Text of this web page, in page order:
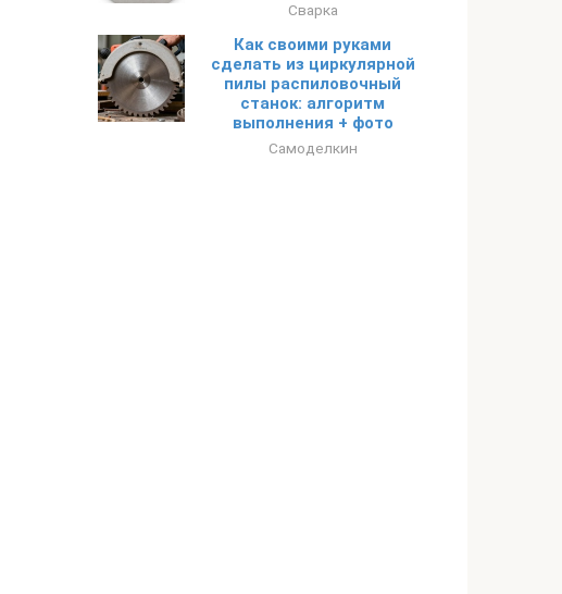
Сварка
Как своими руками
сделать из циркулярной
пилы распиловочный
станок: алгоритм
выполнения + фото
Самоделкин